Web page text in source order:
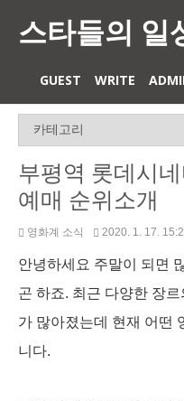
스타들의 일
GUEST WRITE
부평역 롯데시
예매 순위소개
영화계 소식 2020. 1. 17.
안녕하세요 주말이 되면
곤 하죠. 최근 다양한 장
가 많아졌는데 현재 어떤
니다.